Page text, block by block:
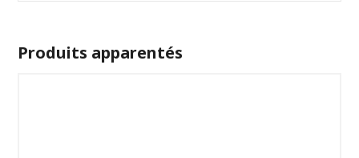
Produits apparentés